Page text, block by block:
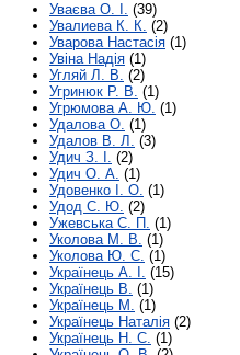
Уваєва О. І. (39)
Увалиева К. К. (2)
Уварова Настасія (1)
Увіна Надія (1)
Угляй Л. В. (2)
Угринюк Р. В. (1)
Угрюмова А. Ю. (1)
Удалова О. (1)
Удалов В. Л. (3)
Удич З. І. (2)
Удич О. А. (1)
Удовенко І. О. (1)
Удод С. Ю. (2)
Ужевська С. П. (1)
Уколова М. В. (1)
Уколова Ю. С. (1)
Українець А. І. (15)
Українець В. (1)
Українець М. (1)
Українець Наталія (2)
Українець Н. С. (1)